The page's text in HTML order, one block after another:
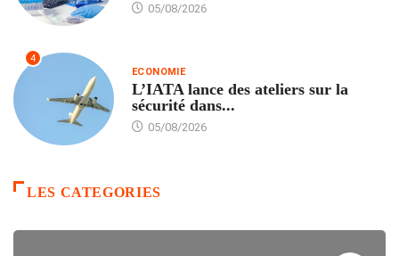
05/08/2026
4
ECONOMIE
L’IATA lance des ateliers sur la
sécurité dans...
05/08/2026
LES CATEGORIES